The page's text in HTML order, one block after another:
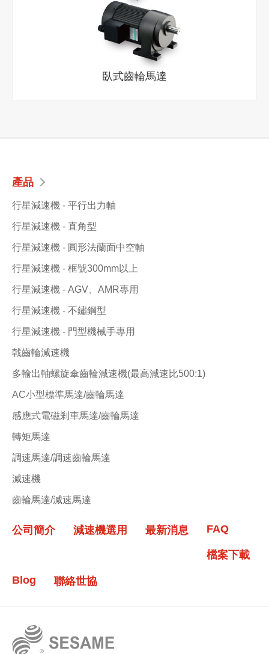
臥式齒輪馬達
產品
行星減速機 - 平行出力軸
行星減速機 - 直角型
行星減速機 - 圓形法蘭面中空軸
行星減速機 - 框號300mm以上
行星減速機 - AGV、AMR專用
行星減速機 - 不鏽鋼型
行星減速機 - 門型機械手專用
戟齒輪減速機
多輸出軸螺旋傘齒輪減速機(最高減速比500:1)
AC小型標準馬達/齒輪馬達
感應式電磁剎車馬達/齒輪馬達
轉矩馬達
調速馬達/調速齒輪馬達
減速機
齒輪馬達/減速馬達
公司簡介 減速機選用 最新消息 FAQ
檔案下載
Blog 聯絡世協